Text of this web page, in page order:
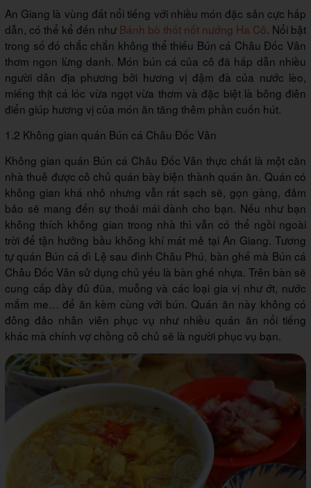
An Giang là vùng đất nổi tiếng với nhiều món đặc sản cực hấp
dẫn, có thể kể đến như Bánh bò thốt nốt nướng Ha Cô. Nổi bật
trong số đó chắc chắn không thể thiếu Bún cá Châu Đốc Vân
thơm ngon lừng danh. Món bún cá của cô đã hấp dẫn nhiều
người dân địa phương bởi hương vị đậm đà của nước lèo,
miếng thịt cá lóc vừa ngọt vừa thơm và đặc biệt là bông điên
điển giúp hương vị của món ăn tăng thêm phần cuốn hút.
1.2 Không gian quán Bún cá Châu Đốc Vân
Không gian quán Bún cá Châu Đốc Vân thực chất là một căn
nhà thuê được cô chủ quán bày biện thành quán ăn. Quán có
không gian khá nhỏ nhưng vẫn rất sạch sẽ, gọn gàng, đảm
bảo sẽ mang đến sự thoải mái dành cho bạn. Nếu như bạn
không thích không gian trong nhà thì vẫn có thể ngồi ngoài
trời để tận hưởng bầu không khí mát mẻ tại An Giang. Tương
tự quán Bún cá dì Lệ sau đình Châu Phú, bàn ghế mà Bún cá
Châu Đốc Vân sử dụng chủ yếu là bàn ghế nhựa. Trên bàn sẽ
cung cấp đầy đủ đũa, muỗng và các loại gia vị như ớt, nước
mắm me… để ăn kèm cùng với bún. Quán ăn này không có
đông đảo nhân viên phục vụ như nhiều quán ăn nổi tiếng
khác mà chính vợ chồng cô chủ sẽ là người phục vụ bạn.